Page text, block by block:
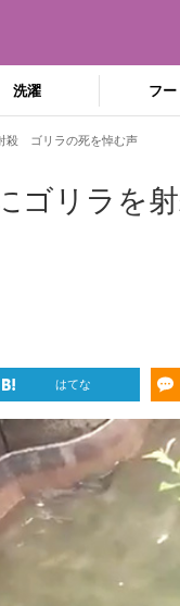
洗濯 フー
殺 ゴリラの死を悼む声
ゴリラを
はてな